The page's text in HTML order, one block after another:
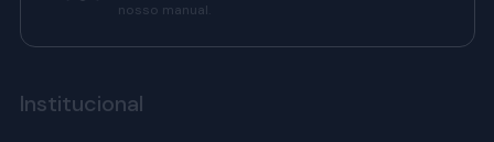
nosso manual.
Institucional